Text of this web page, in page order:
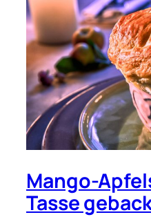
Mango-
Tasse